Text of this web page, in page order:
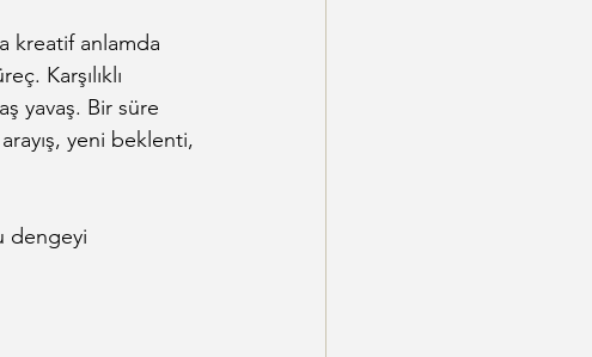
kreatif anlamda
Karşılıklı
yavaş. Bir süre
yeni beklenti,
dengeyi